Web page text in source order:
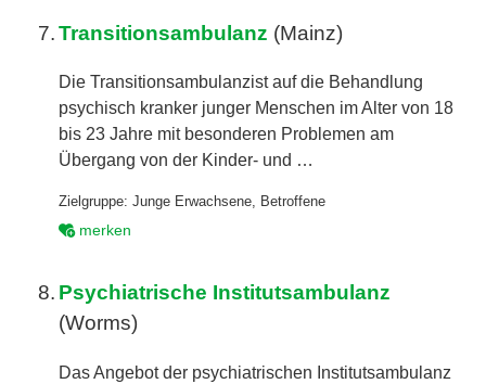
7. Transitionsambulanz (Mainz)
Die Transitionsambulanzist auf die Behandlung
psychisch kranker junger Menschen im Alter von 18
bis 23 Jahre mit besonderen Problemen am
Übergang von der Kinder- und …
Zielgruppe:Junge Erwachsene, Betroffene
merken
8. Psychiatrische Institutsambulanz
(Worms)
Das Angebot der psychiatrischen Institutsambulanz